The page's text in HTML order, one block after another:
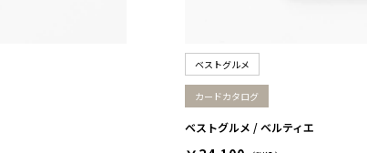
ベストグルメ
カードカタログ
ベストグルメ / ベルティエ